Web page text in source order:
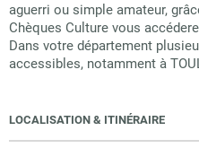
aguerri ou simple amateur,
Chèques Culture vous
Dans votre département
accessibles, notamment à
LOCALISATION & ITINÉRAIRE